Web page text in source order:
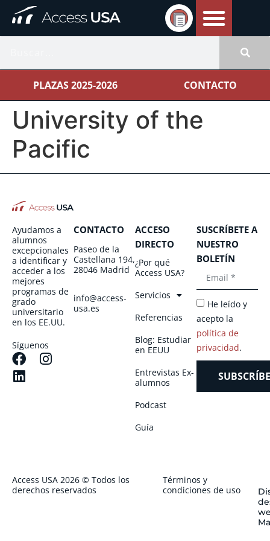
PLAZAS 2025-2026 CONTACTO
University of the
Pacific
Ayudamos a
alumnos
excepcionales
a identificar y
acceder a los
mejores
programas de
grado
universitario
en los EE.UU.
Síguenos
CONTACTO
Paseo de la
Castellana 194,
28046 Madrid
info@access-
usa.es
ACCESO
DIRECTO
¿Por qué
Access USA?
Servicios
Referencias
Blog: Estudiar
en EEUU
Entrevistas Ex-
alumnos
Podcast
Guía
SUSCRÍBETE A
NUESTRO
BOLETÍN
He leído y
acepto la
política de
privacidad.
Access USA 2026 © Todos los
derechos reservados
Términos y
condiciones de uso